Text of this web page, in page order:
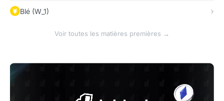
Blé (W_1)
Voir toutes les matières premières →